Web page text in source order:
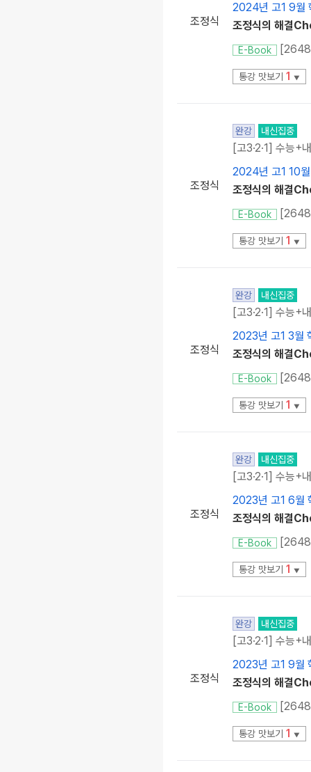
조정식
2024년 고1 9월
조정식의 해결
E-Book
통강 맛보기 1 ▼
조정식
완강 내신집중
[고3·2·1] 수능+
2024년 고1 10
조정식의 해결
E-Book
통강 맛보기 1 ▼
조정식
완강 내신집중
[고3·2·1] 수능+
2023년 고1 3월
조정식의 해결
E-Book
통강 맛보기 1 ▼
조정식
완강 내신집중
[고3·2·1] 수능+
2023년 고1 6월
조정식의 해결
E-Book
통강 맛보기 1 ▼
조정식
완강 내신집중
[고3·2·1] 수능+
2023년 고1 9월
조정식의 해결
E-Book
통강 맛보기 1 ▼